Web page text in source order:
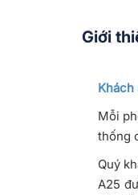
Giới
Khách
Mỗi
thống
Quý
A25